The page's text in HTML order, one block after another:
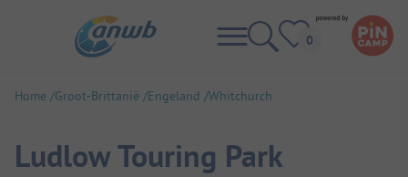
Home Groot-Brittanië Engeland Whitchurch
Ludlow Touring Park